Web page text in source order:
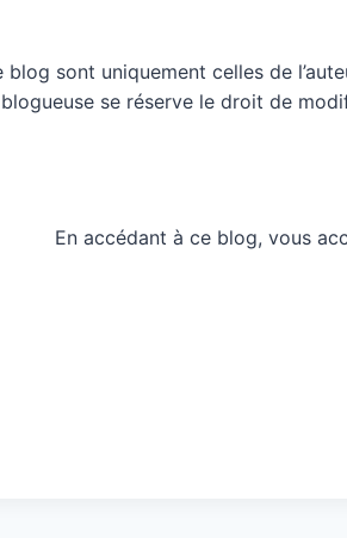
sont uniquement celles de
se réserve le droit de
En accédant à ce blog, vous